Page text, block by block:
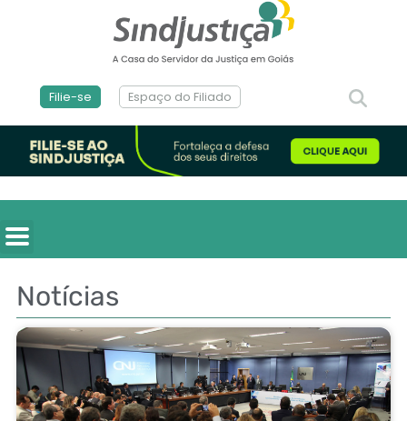
Filie-se Espaço do Filiado
Notícias